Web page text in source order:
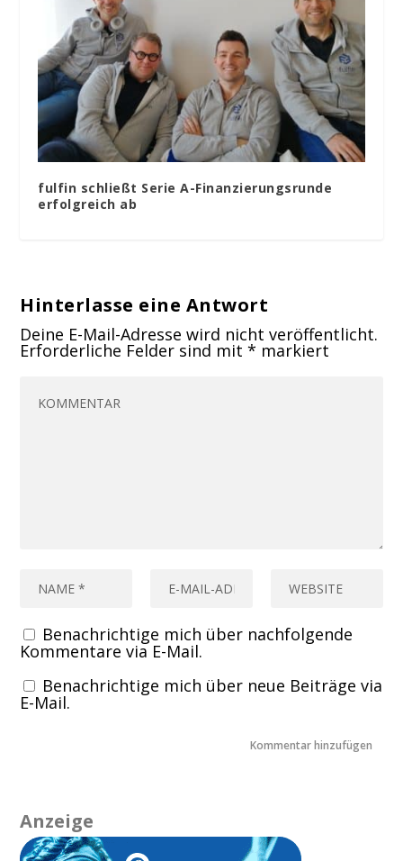
fulfin schließt Serie A-Finanzierungsrunde
erfolgreich ab
Hinterlasse eine Antwort
Deine E-Mail-Adresse wird nicht veröffentlicht.
Erforderliche Felder sind mit* markiert
Benachrichtige mich über nachfolgende
Kommentare via E-Mail.
Benachrichtige mich über neue Beiträge via
E-Mail.
Anzeige